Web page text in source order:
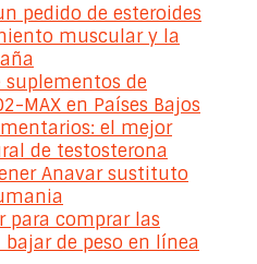
pedido de esteroides
muscular y la
suplementos de
MAX en Países Bajos
el mejor
de testosterona
Anavar sustituto
para comprar las
de peso en línea